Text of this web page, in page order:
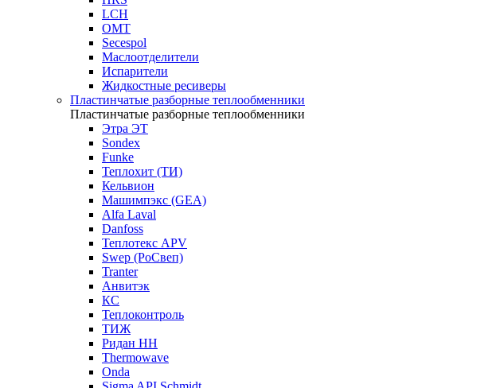
LCH
OMT
Secespol
Маслоотделители
Испарители
Жидкостные ресиверы
Пластинчатые разборные теплообменники
Пластинчатые разборные теплообменники
Этра ЭТ
Sondex
Funke
Теплохит (ТИ)
Кельвион
Машимпэкс (GEA)
Alfa Laval
Danfoss
Теплотекс APV
Swep (РоСвеп)
Tranter
Анвитэк
КС
Теплоконтроль
ТИЖ
Ридан НН
Thermowave
Onda